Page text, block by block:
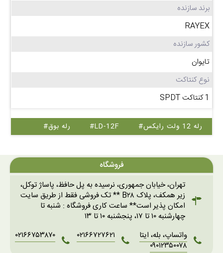
برند سازنده
RAYEX
کشور سازنده
تایوان
نوع کنتاکت
1 کنتاکت SPDT
#رله 12 ولت رایکس #LD-12F #رله بوق
فروشگاه
تهران، خیابان جمهوری، نرسیده به پل حافظ، پاساژ توکل،
زیر همکف، پلاک B۲۸ ** تک فروشی فقط از طریق سایت
امکان پذیر است** ساعت کاری فروشگاه : شنبه تا
چهارشنبه ۱۰ تا ۱۷، پنجشنبه ۱۰ تا ۱۳
واتساپ، بله، ایتا
۰۹۰۱۲۳۵۰۰۷۸
۰۲۱۶۶۷۲۷۶۲۱ ۰۲۱۶۶۷۵۳۸۷۰